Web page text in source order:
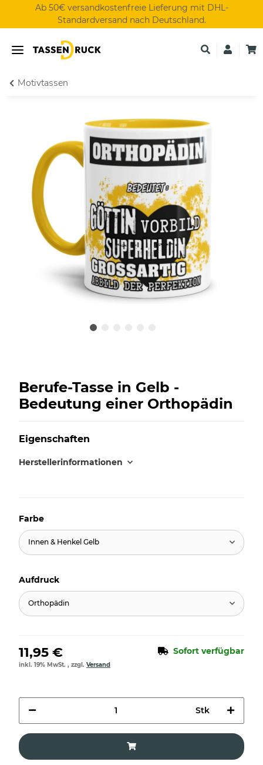
Ab 50€ versandkostenfreie Lieferung mit DHL-
Standardversand nach Deutschland.
Motivtassen
Berufe-Tasse in Gelb -
Bedeutung einer Orthopädin
Eigenschaften
Herstellerinformationen
Farbe
Innen & Henkel Gelb
Aufdruck
Orthopädin
11,95 € Sofort verfügbar
inkl. 19% MwSt. , zzgl. Versand
Stk